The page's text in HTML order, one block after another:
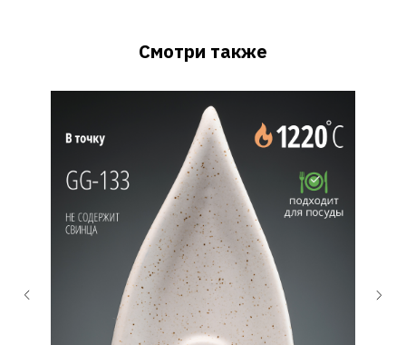
Смотри также